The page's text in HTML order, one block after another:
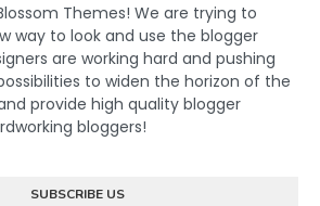
Themes! We are trying to
way to look and use the blogger
are working hard and pushing
to widen the horizon of the
provide high quality blogger
bloggers!
SUBSCRIBE US